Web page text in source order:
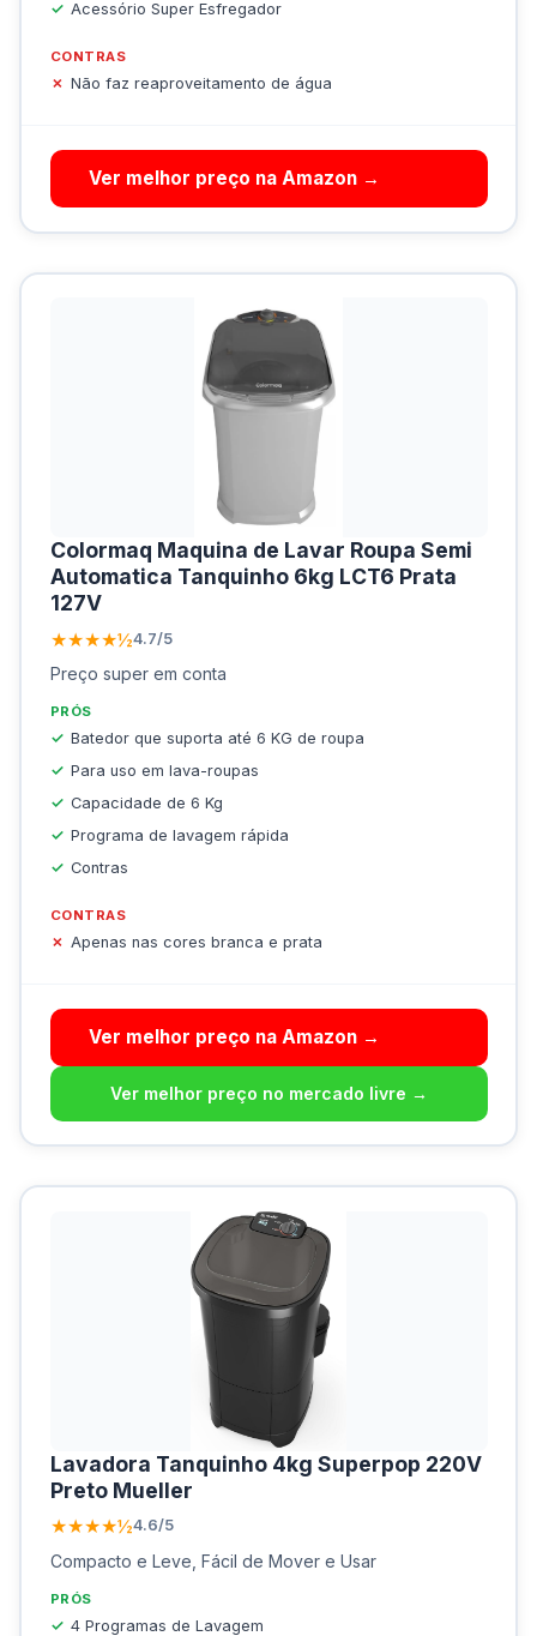
Acessório Super Esfregador
CONTRAS
Não faz reaproveitamento de água
Ver melhor preço na Amazon →
Colormaq Maquina de Lavar Roupa Semi
Automatica Tanquinho 6kg LCT6 Prata
127V
★★★★½4.7/5
Preço super em conta
PRÓS
Batedor que suporta até 6 KG de roupa
Para uso em lava-roupas
Capacidade de 6 Kg
Programa de lavagem rápida
Contras
CONTRAS
Apenas nas cores branca e prata
Ver melhor preço na Amazon →
Ver melhor preço no mercado livre →
Lavadora Tanquinho 4kg Superpop 220V
Preto Mueller
★★★★½4.6/5
Compacto e Leve, Fácil de Mover e Usar
PRÓS
4 Programas de Lavagem